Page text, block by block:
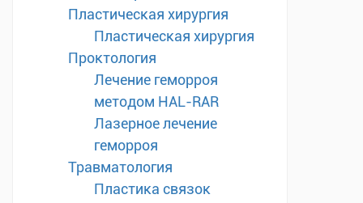
Пластическая хирургия
Пластическая хирургия
Проктология
Лечение геморроя
методом HAL-RAR
Лазерное лечение
геморроя
Травматология
Пластика связок